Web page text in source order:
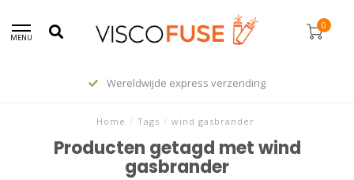
MENU
0
Wereldwijde express verzending
Home / Tags / wind gasbrander
Producten getagd met wind
gasbrander